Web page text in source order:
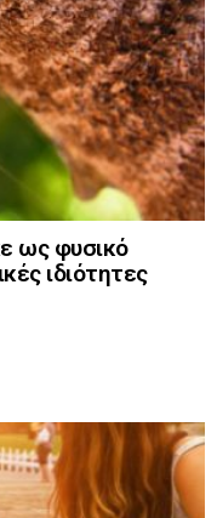
ως φυσικό
ιδιότητες